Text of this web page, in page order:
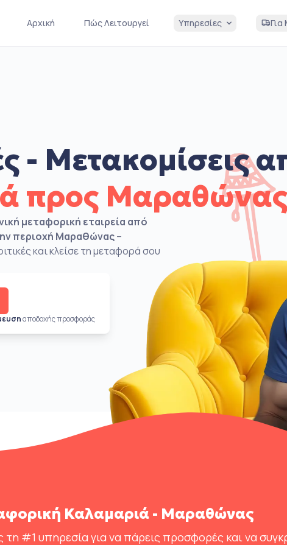
Αρχική Πώς Λειτουργεί Υπηρεσίες
- Μετακομίσεις
προς Μαραθώνας
μεταφορική εταιρεία από
περιοχή Μαραθώνας–
και κλείσε τη μεταφορά σου
αποδοχής προσφοράς
Καλαμαριά - Μαραθώνας
τη #1 υπηρεσία για να πάρεις προσφορές και να